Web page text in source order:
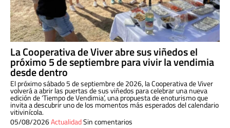
La Cooperativa de Viver abre sus viñedos el
próximo 5 de septiembre para vivir la vendimia
desde dentro
El próximo sábado 5 de septiembre de 2026, la Cooperativa de Viver
volverá a abrir las puertas de sus viñedos para celebrar una nueva
edición de ‘Tiempo de Vendimia’, una propuesta de enoturismo que
invita a descubrir uno de los momentos más esperados del calendario
vitivinícola.
05/08/2026ActualidadSin comentarios